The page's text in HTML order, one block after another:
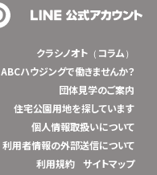
クラシノオト（コラム）
ABCハウジングで働きませんか？
団体見学のご案内
住宅公園用地を探しています
個人情報取扱いについて
利用者情報の外部送信について
利用規約
サイトマップ